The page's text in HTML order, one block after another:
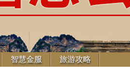
智慧金服 旅游攻略